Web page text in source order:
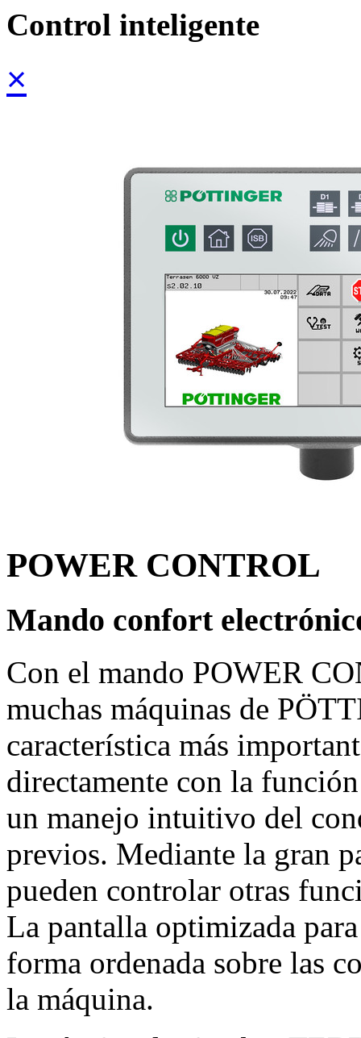
Control inteligente
×
POWER CONTROL
Mando confort
Con el mando POWER
muchas máquinas de
característica más
directamente con la
un manejo intuitivo del
previos. Mediante la gran
pueden controlar otras
La pantalla optimizada
forma ordenada sobre las
la máquina.